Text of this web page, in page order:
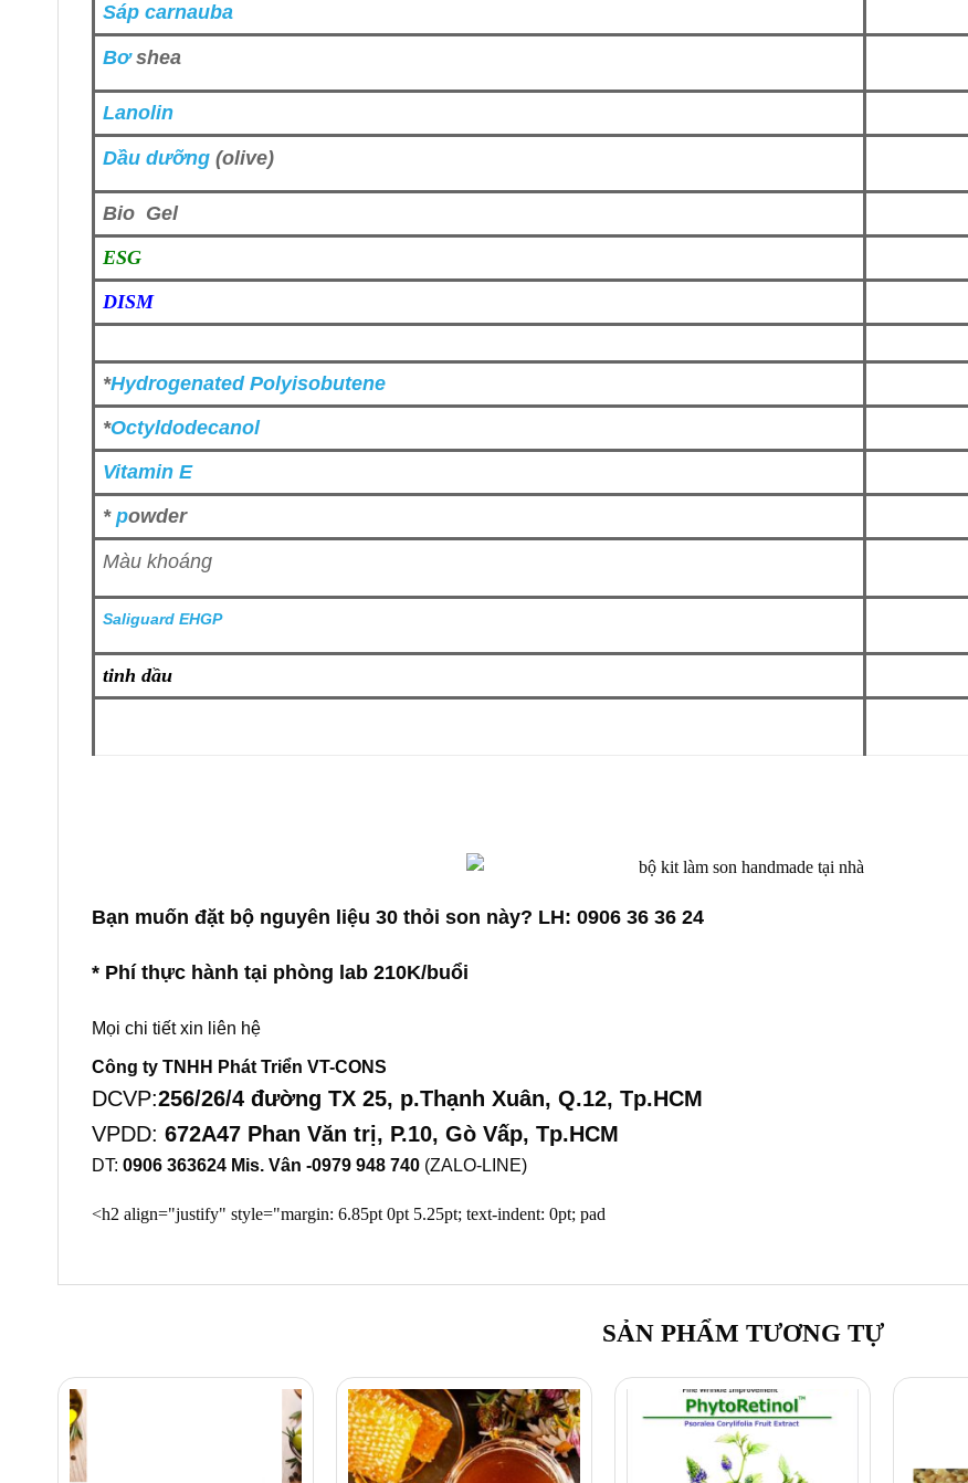
Sáp carnauba
Bơshea
Lanolin
Dầu dưỡng (olive)
Bio Gel
ESG
DISM
*Hydrogenated Polyisobutene
*Octyldodecanol
Vitamin E
* powder
Màu khoáng
Saliguard EHGP
tinh dầu
Bạn muốn đặt bộ nguyên liệu 30 thỏi son này? LH: 0906 36 36 24
* Phí thực hành tại phòng lab 210K/buổi
Mọi chi tiết xin liên hệ
Công ty TNHH Phát Triển VT-CONS
DCVP:256/26/4 đường TX 25, p.Thạnh Xuân, Q.12, Tp.HCM
VPDD: 672A47 Phan Văn trị, P.10, Gò Vấp, Tp.HCM
DT: 0906 363624 Mis. Vân -0979 948 740 (ZALO-LINE)
<h2 align="justify" style="margin: 6.85pt 0pt 5.25pt; text-indent: 0pt; pad
SẢN PHẨM TƯƠNG TỰ